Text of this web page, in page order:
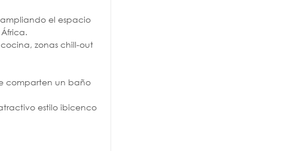
el espacio
zonas chill-out
comparten un baño
estilo ibicenco